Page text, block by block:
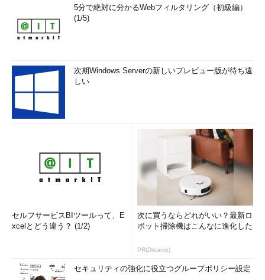
5分で絶対に分かるWebフィルタリング（初級編）
(1/5)
次期Windows Serverの新しいプレビュー版が待ち遠
しい
セルフサービスBIツールって、E
xcelとどう違う？ (1/2)
次に買うならどれがいい？最新ロ
ボット掃除機はこんなに進化した
PR(Dreame)
セキュリティの強化に役立つグループポリシー設定